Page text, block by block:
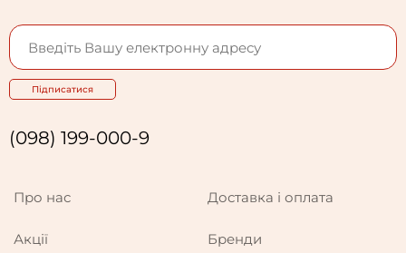
Підписатися
(098) 199-000-9
Про нас Доставка і оплата
Акції Бренди